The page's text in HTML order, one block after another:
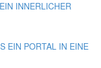
INNERLICHER
EIN PORTAL IN EINE